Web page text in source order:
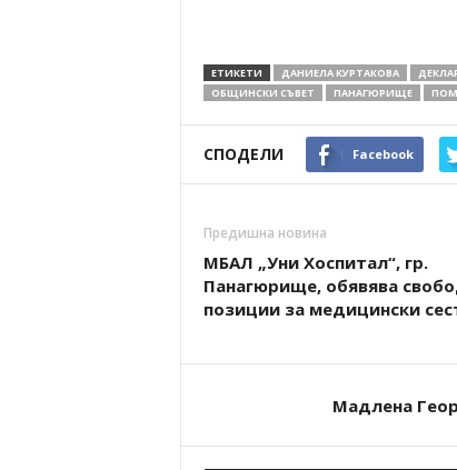
ЕТИКЕТИ ДАНИЕЛА КУРТАКОВА
ОБЩИНСКИ СЪВЕТ
ПАНАГЮРИЩЕ
СПОДЕЛИ Facebook
Предишна новина
МБАЛ „Уни Хоспитал“, гр.
Панагюрище, обявява
позиции за медицински
Мадлена